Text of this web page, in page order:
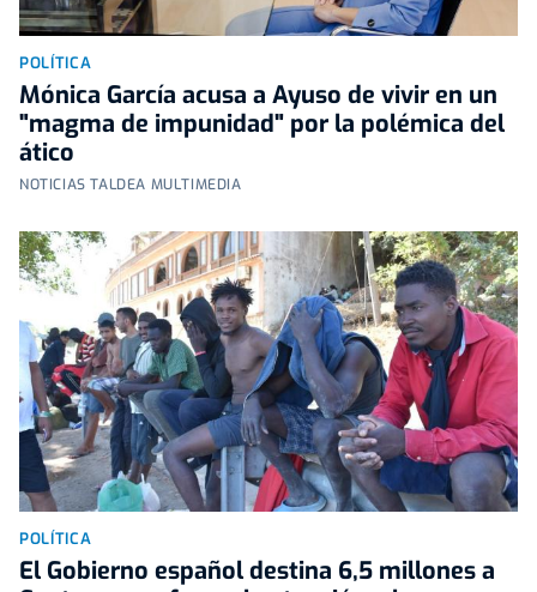
POLÍTICA
Mónica García acusa a Ayuso de vivir en un
"magma de impunidad" por la polémica del
ático
NOTICIAS TALDEA MULTIMEDIA
POLÍTICA
El Gobierno español destina 6,5 millones a